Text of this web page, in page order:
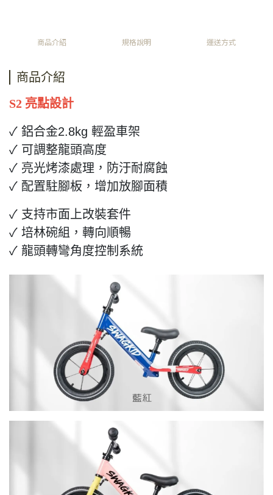
商品介紹 規格說明 運送方式
商品介紹
S2 亮點設計
✓ 鋁合金2.8kg 輕盈車架
✓ 可調整龍頭高度
✓ 亮光烤漆處理， 防汙耐腐蝕
✓ 配置駐腳板 ，增加放腳面積
✓ 支持市面上改裝套件
✓ 培林碗組，轉向順暢
✓ 龍頭轉彎角度控制系統